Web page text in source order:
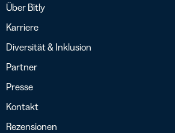
Über Bitly
Karriere
Diversität & Inklusion
Partner
Presse
Kontakt
Rezensionen